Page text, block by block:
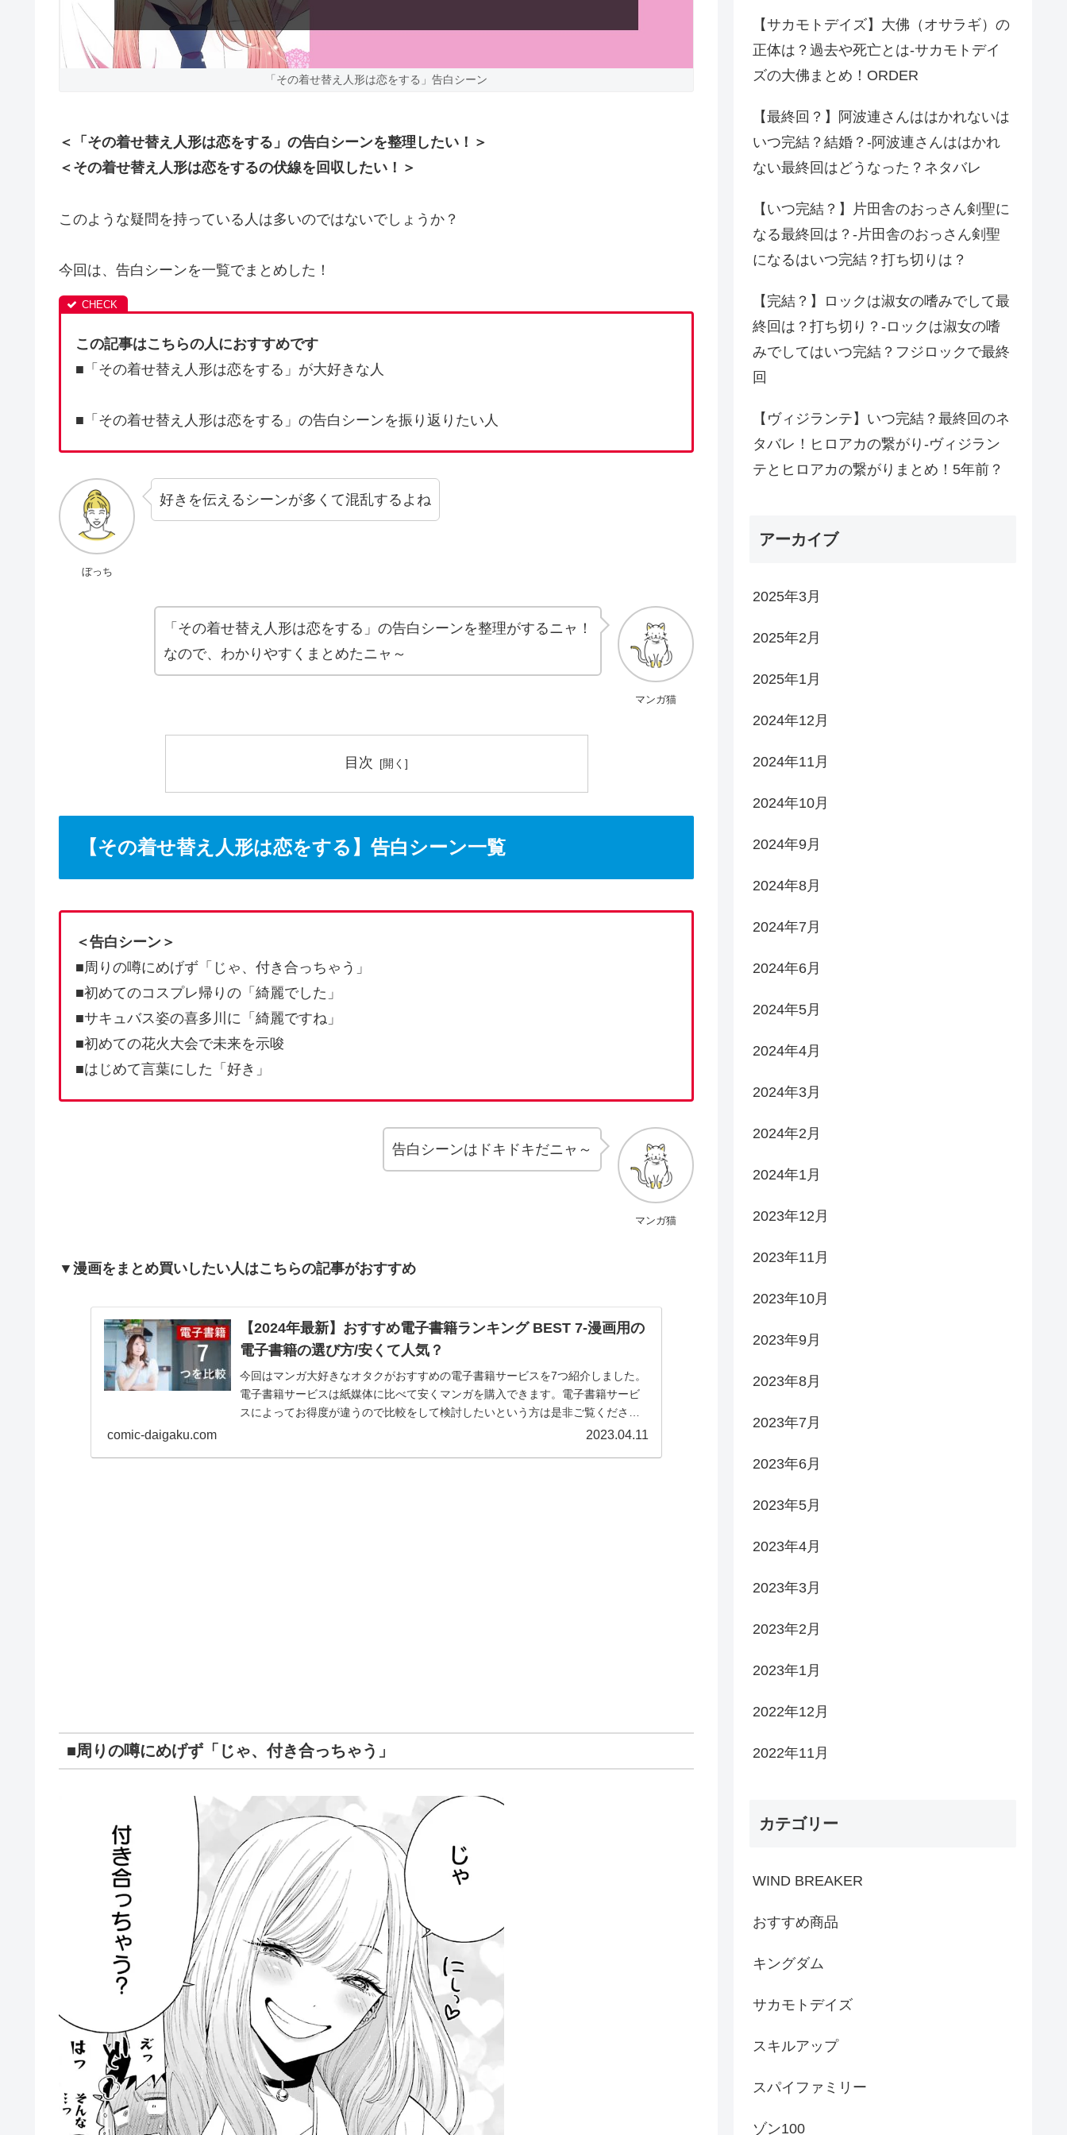
「その着せ替え人形は恋をする」告白シーン
＜「その着せ替え人形は恋をする」の告白シーンを整理したい！＞
＜その着せ替え人形は恋をするの伏線を回収したい！＞
このような疑問を持っている人は多いのではないでしょうか？
今回は、告白シーンを一覧でまとめした！
この記事はこちらの人におすすめです
■「その着せ替え人形は恋をする」が大好きな人
■「その着せ替え人形は恋をする」の告白シーンを振り返りたい人
ぼっち
好きを伝えるシーンが多くて混乱するよね
マンガ猫
「その着せ替え人形は恋をする」の告白シーンを整理がするニャ！
なので、わかりやすくまとめたニャ～
目次
【その着せ替え人形は恋をする】告白シーン一覧
＜告白シーン＞
■周りの噂にめげず「じゃ、付き合っちゃう」
■初めてのコスプレ帰りの「綺麗でした」
■サキュバス姿の喜多川に「綺麗ですね」
■初めての花火大会で未来を示唆
■はじめて言葉にした「好き」
マンガ猫
告白シーンはドキドキだニャ～
▼漫画をまとめ買いしたい人はこちらの記事がおすすめ
【2024年最新】おすすめ電子書籍ランキング BEST 7-漫画用の
電子書籍の選び方/安くて人気？
今回はマンガ大好きなオタクがおすすめの電子書籍サービスを7つ紹介しました。
電子書籍サービスは紙媒体に比べて安くマンガを購入できます。電子書籍サービ
スによってお得度が違うので比較をして検討したいという方は是非ご覧くださ
い。わかりやすく解説しているのでおすすめの電子書籍を知りたい方は是非こち
comic-daigaku.com 2023.04.11
■周りの噂にめげず「じゃ、付き合っちゃう」
【サカモトデイズ】大佛（オサラギ）の
正体は？過去や死亡とは-サカモトデイ
ズの大佛まとめ！ORDER
【最終回？】阿波連さんははかれないは
いつ完結？結婚？-阿波連さんははかれ
ない最終回はどうなった？ネタバレ
【いつ完結？】片田舎のおっさん剣聖に
なる最終回は？-片田舎のおっさん剣聖
になるはいつ完結？打ち切りは？
【完結？】ロックは淑女の嗜みでして最
終回は？打ち切り？-ロックは淑女の嗜
みでしてはいつ完結？フジロックで最終
回
【ヴィジランテ】いつ完結？最終回のネ
タバレ！ヒロアカの繋がり-ヴィジラン
テとヒロアカの繋がりまとめ！5年前？
アーカイブ
2025年3月
2025年2月
2025年1月
2024年12月
2024年11月
2024年10月
2024年9月
2024年8月
2024年7月
2024年6月
2024年5月
2024年4月
2024年3月
2024年2月
2024年1月
2023年12月
2023年11月
2023年10月
2023年9月
2023年8月
2023年7月
2023年6月
2023年5月
2023年4月
2023年3月
2023年2月
2023年1月
2022年12月
2022年11月
カテゴリー
WIND BREAKER
おすすめ商品
キングダム
サカモトデイズ
スキルアップ
スパイファミリー
ゾン100